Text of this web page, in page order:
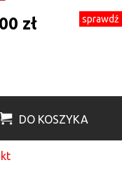
zł sprawdź
DO KOSZYKA